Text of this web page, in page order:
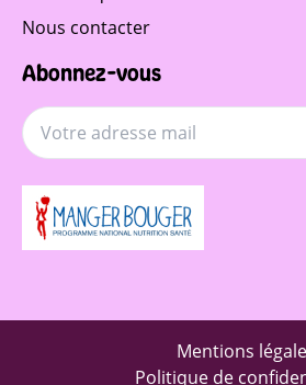
Nous contacter
Abonnez-vous
Mentions
Politique de